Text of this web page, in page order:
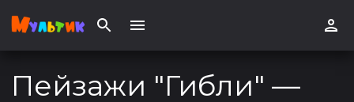
Пейзажи "Гибли" —